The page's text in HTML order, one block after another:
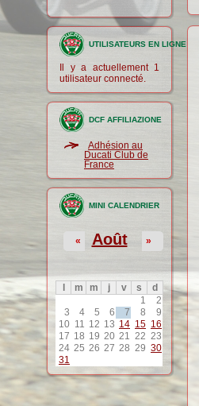
UTILISATEURS EN LIGNE
Il y a actuellement 1
utilisateur connecté.
DCF AFFILIAZIONE
Adhésion au
Ducati Club de
France
MINI CALENDRIER
Août
« »
m m j v s
d
1
2
3
4 5 6 7 8
9
10 11 12 13 14 15 16
17 18 19 20 21 22 23
24 25 26 27 28 29 30
31